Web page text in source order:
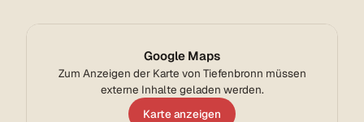
Google Maps
Zum Anzeigen der Karte von Tiefenbronn müssen
externe Inhalte geladen werden.
Karte anzeigen